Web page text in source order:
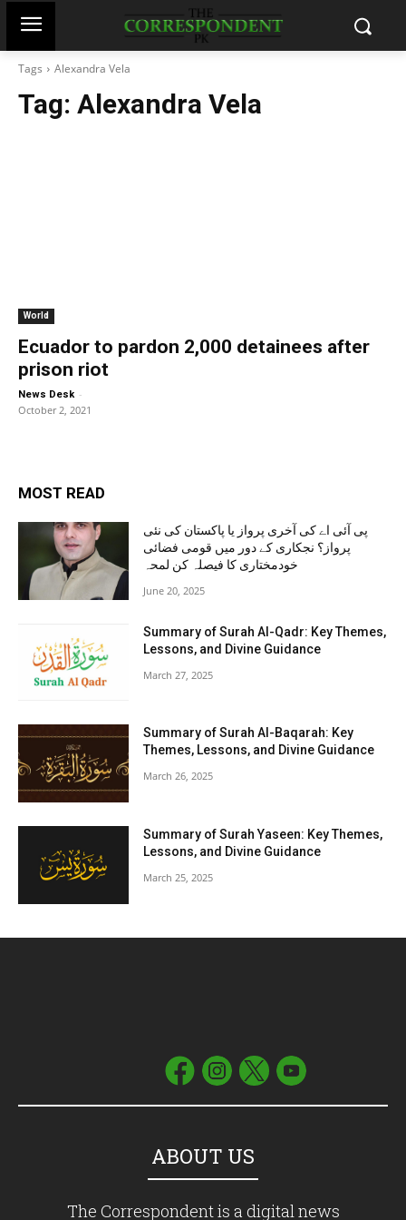
Tags Alexandra Vela
Tag: Alexandra Vela
World
Ecuador to pardon 2,000 detainees after
prison riot
News Desk -
October 2, 2021
MOST READ
پی آئی اے کی آخری پرواز یا پاکستان کی نئی
پرواز؟ نجکاری کے دور میں قومی فضائی
خودمختاری کا فیصلہ کن لمحہ
June 20, 2025
Summary of Surah Al-Qadr: Key Themes,
Lessons, and Divine Guidance
March 27, 2025
Summary of Surah Al-Baqarah: Key
Themes, Lessons, and Divine Guidance
March 26, 2025
Summary of Surah Yaseen: Key Themes,
Lessons, and Divine Guidance
March 25, 2025
ABOUT US
The Correspondent is a digital news